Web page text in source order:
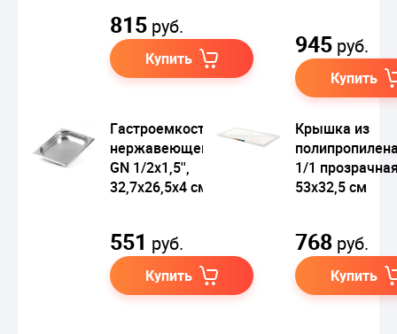
815 руб.
Купить 945 руб.
Купить
Гастроемкость из
нержавеющей стали
GN 1/2х1,5'',
32,7х26,5х4 см
551 руб.
Купить
Крышка из
1/1
53х32,5 см
768 руб.
Купить